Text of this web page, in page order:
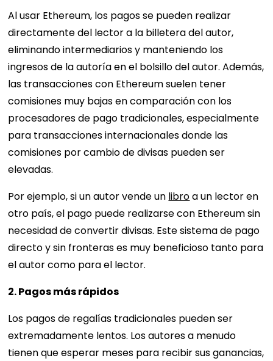
Al usar Ethereum, los pagos se pueden realizar
directamente del lector a la billetera del autor,
eliminando intermediarios y manteniendo los
ingresos de la autoría en el bolsillo del autor. Además,
las transacciones con Ethereum suelen tener
comisiones muy bajas en comparación con los
procesadores de pago tradicionales, especialmente
para transacciones internacionales donde las
comisiones por cambio de divisas pueden ser
elevadas.
Por ejemplo, si un autor vende un libroa un lector en
otro país, el pago puede realizarse con Ethereum sin
necesidad de convertir divisas. Este sistema de pago
directo y sin fronteras es muy beneficioso tanto para
el autor como para el lector.
2. Pagos más rápidos
Los pagos de regalías tradicionales pueden ser
extremadamente lentos. Los autores a menudo
tienen que esperar meses para recibir sus ganancias,